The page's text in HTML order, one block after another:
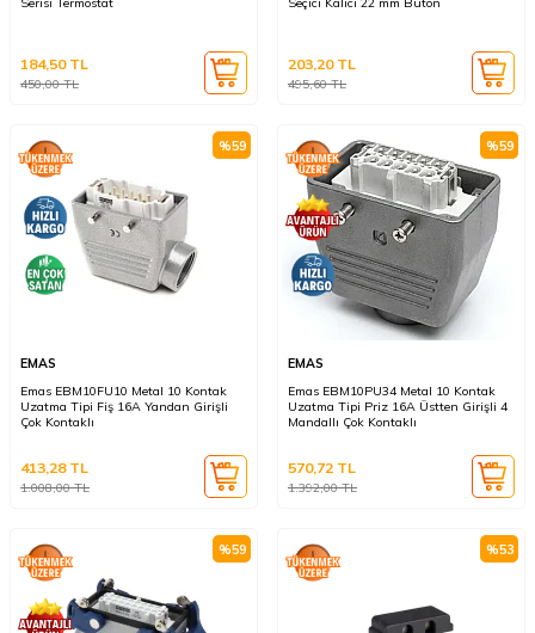
450,00TL
184,50TL
495,60TL
203,20TL
%59
EMAS
Emas EBM10FU10 Metal 10 Kontak
Uzatma Tipi Fiş 16A Yandan Girişli
Çok Kontaklı
1.008,00TL
413,28TL
%59
EMAS
Emas EBM10PU34 Metal 10 Kontak
Uzatma Tipi Priz 16A Üstten Girişli 4
Mandallı Çok Kontaklı
1.392,00TL
570,72 TL
%59 %53